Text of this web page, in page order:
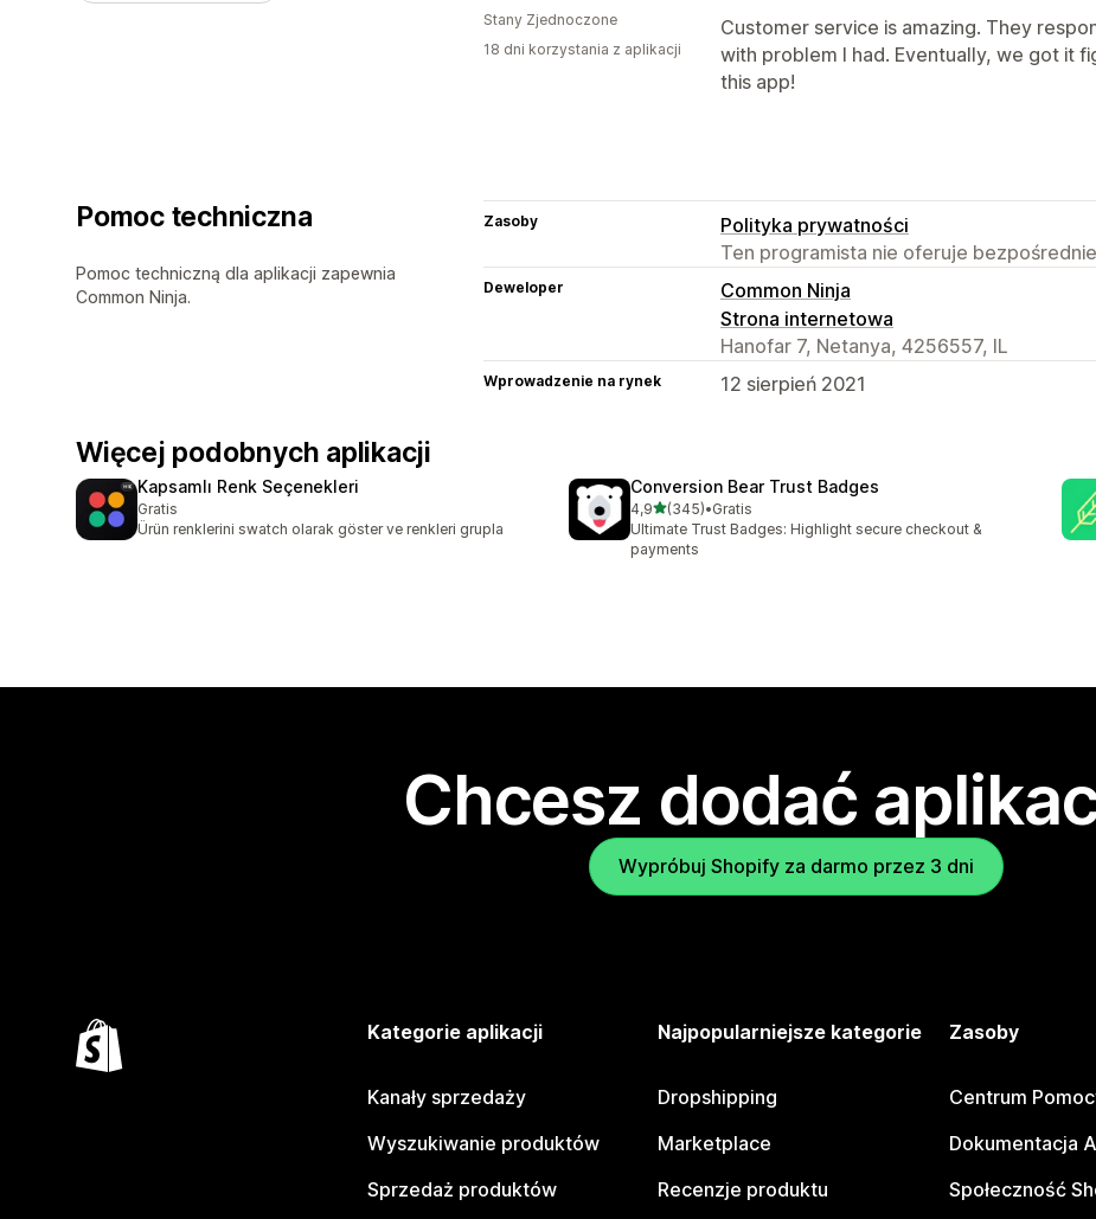
Customer service is amazing. They
with problem I had. Eventually, we got it
this app!
Stany Zjednoczone
18 dni korzystania z aplikacji
Pomoc techniczna
Pomoc techniczną dla aplikacji zapewnia
Common Ninja.
Zasoby
Polityka prywatności
Ten programista nie oferuje
Deweloper
Common Ninja
Strona internetowa
Hanofar 7, Netanya, 4256557, IL
Wprowadzenie na rynek 12 sierpień 2021
Więcej podobnych aplikacji
Kapsamlı Renk Seçenekleri
Gratis
Ürün renklerini swatch olarak göster ve renkleri grupla
Conversion Bear Trust Badges
4,9na 5 gwiazdek
(345)
Łączna liczba recenzji: 345
•Gratis
Ultimate Trust Badges: Highlight secure checkout &
payments
Chcesz dodać
Wypróbuj Shopify za darmo przez 3 dni
Kategorie aplikacji
Kanały sprzedaży
Wyszukiwanie produktów
Sprzedaż produktów
Najpopularniejsze kategorie
Dropshipping
Marketplace
Recenzje produktu
Zasoby
Centrum
Dokumentacja
Społeczność